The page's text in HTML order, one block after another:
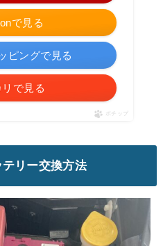
で見る
ピングで見る
リで見る
ポチップ
リー交換方法